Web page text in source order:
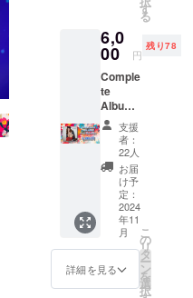
点では
ており
ませ
ん。 ※
現段階
ではプ
レス予
定です
が、
DVD-R
になる
可能性
もあり
ます。
す
る
6,0
00 円
残り78
Comple
te
Album
「Airi
Addict
」コー
ス（サ
イン入
り） CD
ジャ
ケット
に直筆
サイン
を入れ
てお届
けしま
支援
者：
22人
お届
け予
定：
2024
年11
月
詳細を見る
こ
の
リ
タ
ー
ン
を
選
択